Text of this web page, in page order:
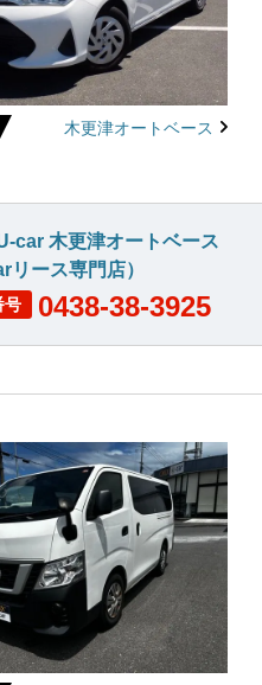
木更津オートベース
car 木更津オートベース
リース専門店）
号 0438-38-3925